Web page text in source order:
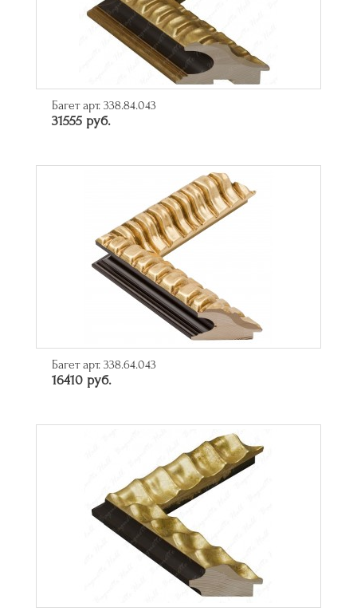
Багет арт. 338.84.043
31555 руб.
Багет арт. 338.64.043
16410 руб.